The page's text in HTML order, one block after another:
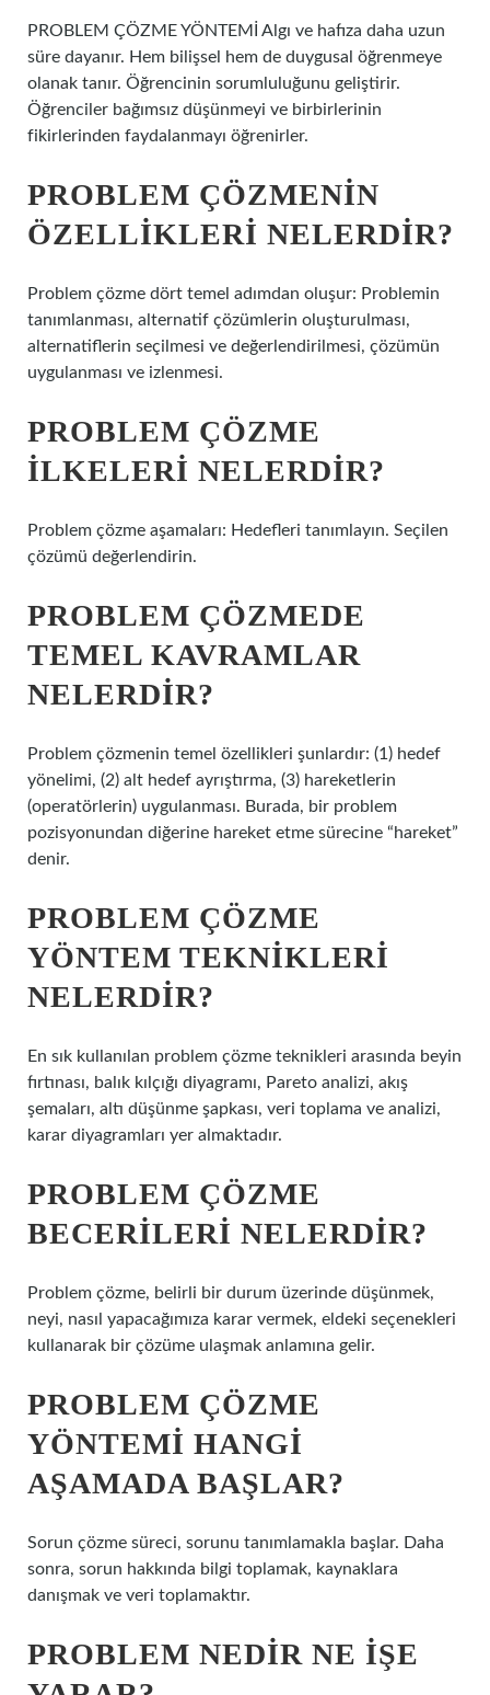
PROBLEM ÇÖZME YÖNTEMİ Algı ve hafıza daha uzun
süre dayanır. Hem bilişsel hem de duygusal öğrenmeye
olanak tanır. Öğrencinin sorumluluğunu geliştirir.
Öğrenciler bağımsız düşünmeyi ve birbirlerinin
fikirlerinden faydalanmayı öğrenirler.
PROBLEM ÇÖZMENIN
ÖZELLIKLERI NELERDIR?
Problem çözme dört temel adımdan oluşur: Problemin
tanımlanması, alternatif çözümlerin oluşturulması,
alternatiflerin seçilmesi ve değerlendirilmesi, çözümün
uygulanması ve izlenmesi.
PROBLEM ÇÖZME
ILKELERI NELERDIR?
Problem çözme aşamaları: Hedefleri tanımlayın. Seçilen
çözümü değerlendirin.
PROBLEM ÇÖZMEDE
TEMEL KAVRAMLAR
NELERDIR?
Problem çözmenin temel özellikleri şunlardır: (1) hedef
yönelimi, (2) alt hedef ayrıştırma, (3) hareketlerin
(operatörlerin) uygulanması. Burada, bir problem
pozisyonundan diğerine hareket etme sürecine “hareket”
denir.
PROBLEM ÇÖZME
YÖNTEM TEKNIKLERI
NELERDIR?
En sık kullanılan problem çözme teknikleri arasında beyin
fırtınası, balık kılçığı diyagramı, Pareto analizi, akış
şemaları, altı düşünme şapkası, veri toplama ve analizi,
karar diyagramları yer almaktadır.
PROBLEM ÇÖZME
BECERILERI NELERDIR?
Problem çözme, belirli bir durum üzerinde düşünmek,
neyi, nasıl yapacağımıza karar vermek, eldeki seçenekleri
kullanarak bir çözüme ulaşmak anlamına gelir.
PROBLEM ÇÖZME
YÖNTEMI HANGI
AŞAMADA BAŞLAR?
Sorun çözme süreci, sorunu tanımlamakla başlar. Daha
sonra, sorun hakkında bilgi toplamak, kaynaklara
danışmak ve veri toplamaktır.
PROBLEM NEDIR NE IŞE